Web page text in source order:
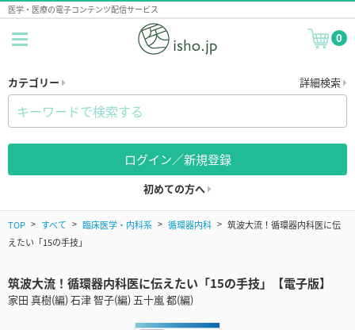
医学・医療の電子コンテンツ配信サービス
0
カテゴリー 詳細検索
ログイン／新規登録
初めての方へ
TOP すべて 臨床医学・内科系 循環器内科
筑波大流！循環器内科医に伝
えたい「15の手技」
筑波大流！循環器内科医に伝えたい「15の手技」【電子版】
家田 真樹(編) 石津 智子(編) 五十嵐 都(編)